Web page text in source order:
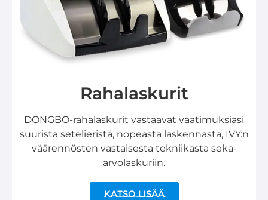
Rahalaskurit
DONGBO-rahalaskurit vastaavat vaatimuksiasi
suurista setelieristä, nopeasta laskennasta, IVY:n
väärennösten vastaisesta tekniikasta seka-
arvolaskuriin.
Katso lisää